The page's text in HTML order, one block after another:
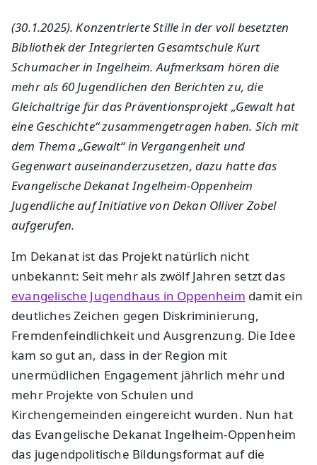
(30.1.2025). Konzentrierte Stille in der voll besetzten
Bibliothek der Integrierten Gesamtschule Kurt
Schumacher in Ingelheim. Aufmerksam hören die
mehr als 60 Jugendlichen den Berichten zu, die
Gleichaltrige für das Präventionsprojekt „Gewalt hat
eine Geschichte“ zusammengetragen haben. Sich mit
dem Thema „Gewalt“ in Vergangenheit und
Gegenwart auseinanderzusetzen, dazu hatte das
Evangelische Dekanat Ingelheim-Oppenheim
Jugendliche auf Initiative von Dekan Olliver Zobel
aufgerufen.
Im Dekanat ist das Projekt natürlich nicht
unbekannt: Seit mehr als zwölf Jahren setzt das
evangelische Jugendhaus in Oppenheim damit ein
deutliches Zeichen gegen Diskriminierung,
Fremdenfeindlichkeit und Ausgrenzung. Die Idee
kam so gut an, dass in der Region mit
unermüdlichen Engagement jährlich mehr und
mehr Projekte von Schulen und
Kirchengemeinden eingereicht wurden. Nun hat
das Evangelische Dekanat Ingelheim-Oppenheim
das jugendpolitische Bildungsformat auf die